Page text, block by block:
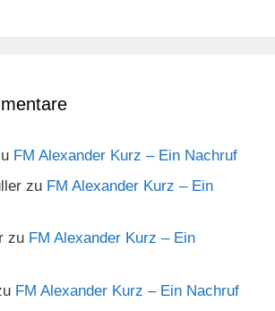
FM Alexander Kurz – Ein Nachruf
zu FM Alexander Kurz – Ein
zu FM Alexander Kurz – Ein
FM Alexander Kurz – Ein Nachruf